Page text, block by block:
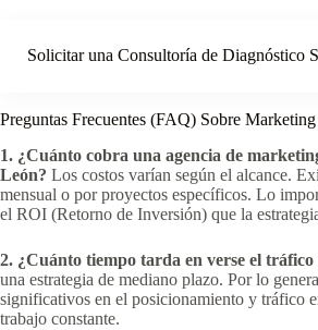
Solicitar una Consultoría de Diagnóstico
Preguntas Frecuentes (FAQ) Sobre
1. ¿Cuánto cobra una agencia de
León? Los costos varían según el alcance.
mensual o por proyectos específicos. Lo
el ROI (Retorno de Inversión) que la
2. ¿Cuánto tiempo tarda en verse el tráfico
una estrategia de mediano plazo. Por lo
significativos en el posicionamiento y tráfico
trabajo constante.